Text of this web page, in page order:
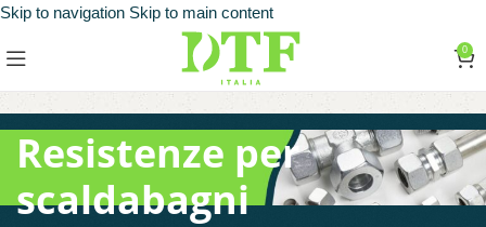
Skip to navigation Skip to main content
0
Resistenze per
scaldabagni